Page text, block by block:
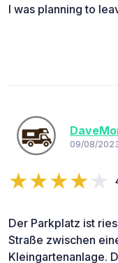
I was planning to
09/08/
Der Parkplatz ist
Straße zwischen
Kleingartenanlage.